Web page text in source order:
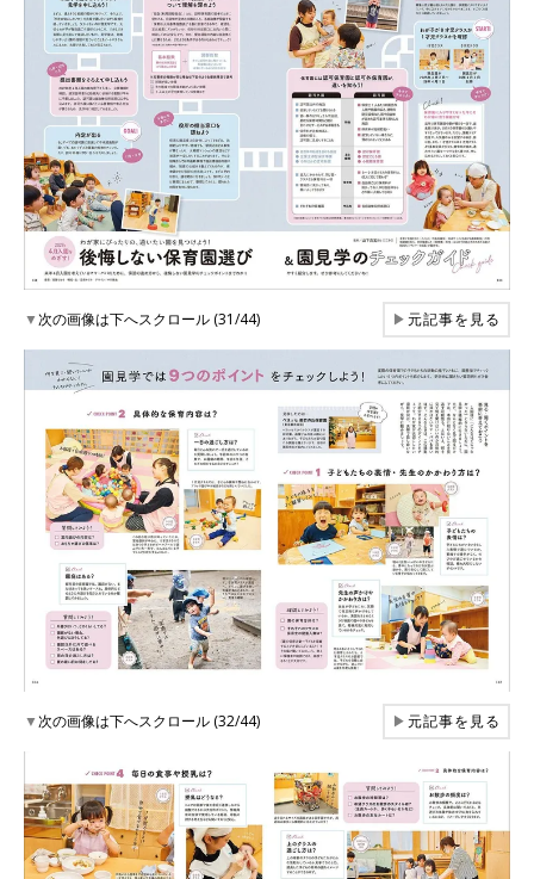
▼次の画像は下へスクロール (31/44) ▶元記事を見る
▼次の画像は下へスクロール (32/44) ▶元記事を見る